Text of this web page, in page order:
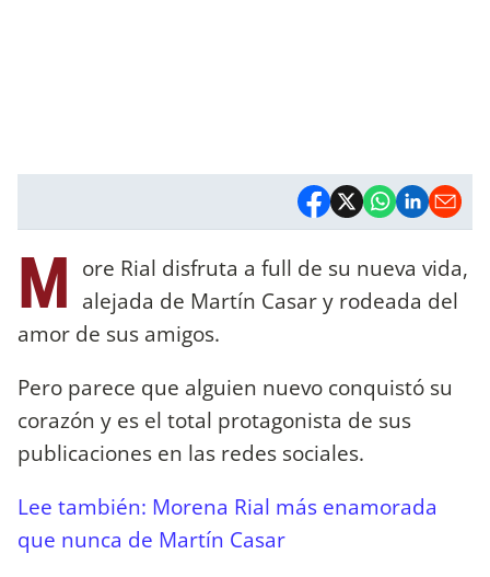
M ore Rial disfruta a full de su nueva vida,
alejada de Martín Casar y rodeada del
amor de sus amigos.
Pero parece que alguien nuevo conquistó su
corazón y es el total protagonista de sus
publicaciones en las redes sociales.
Lee también: Morena Rial más enamorada
que nunca de Martín Casar